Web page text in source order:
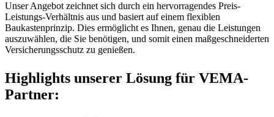
Unser Angebot zeichnet sich durch ein hervorragendes Preis-
Leistungs-Verhältnis aus und basiert auf einem flexiblen
Baukastenprinzip. Dies ermöglicht es Ihnen, genau die Leistungen
auszuwählen, die Sie benötigen, und somit einen maßgeschneiderten
Versicherungsschutz zu genießen.
Highlights unserer Lösung für VEMA-
Partner: